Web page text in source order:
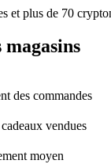
et plus de 70
magasins
des commandes
vendues
moyen